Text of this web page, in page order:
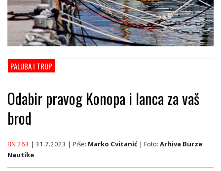
PALUBA I TRUP
Odabir pravog Konopa i lanca za vaš
brod
BN 263 | 31.7.2023 | Piše: Marko Cvitanić | Foto: Arhiva Burze
Nautike